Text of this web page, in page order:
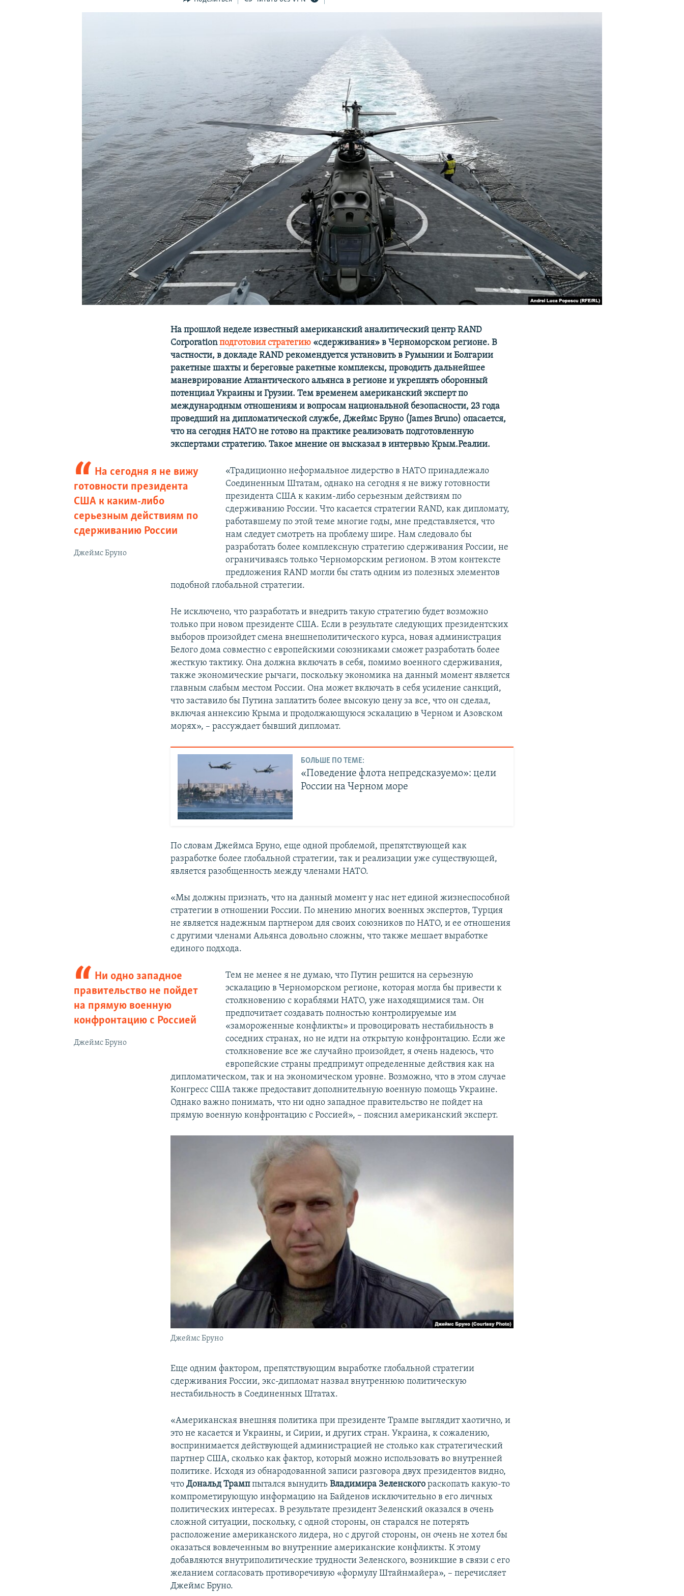
На прошлой неделе известный американский аналитический центр RAND
Corporationподготовил стратегию «сдерживания» в Черноморском регионе. В
частности, в докладе RAND рекомендуется установить в Румынии и Болгарии
ракетные шахты и береговые ракетные комплексы, проводить дальнейшее
маневрирование Атлантического альянса в регионе и укреплять оборонный
потенциал Украины и Грузии. Тем временем американский эксперт по
международным отношениям и вопросам национальной безопасности, 23 года
проведший на дипломатической службе, Джеймс Бруно (James Bruno) опасается,
что на сегодня НАТО не готово на практике реализовать подготовленную
экспертами стратегию. Такое мнение он высказал в интервью Крым.Реалии.
На сегодня я не вижу
готовности президента
США к каким-либо
серьезным действиям по
сдерживанию России
Джеймс Бруно
«Традиционно неформальное лидерство в НАТО принадлежало
Соединенным Штатам, однако на сегодня я не вижу готовности
президента США к каким-либо серьезным действиям по
сдерживанию России. Что касается стратегии RAND, как дипломату,
работавшему по этой теме многие годы, мне представляется, что
нам следует смотреть на проблему шире. Нам следовало бы
разработать более комплексную стратегию сдерживания России, не
ограничиваясь только Черноморским регионом. В этом контексте
предложения RAND могли бы стать одним из полезных элементов
подобной глобальной стратегии.
Не исключено, что разработать и внедрить такую стратегию будет возможно
только при новом президенте США. Если в результате следующих президентских
выборов произойдет смена внешнеполитического курса, новая администрация
Белого дома совместно с европейскими союзниками сможет разработать более
жесткую тактику. Она должна включать в себя, помимо военного сдерживания,
также экономические рычаги, поскольку экономика на данный момент является
главным слабым местом России. Она может включать в себя усиление санкций,
что заставило бы Путина заплатить более высокую цену за все, что он сделал,
включая аннексию Крыма и продолжающуюся эскалацию в Черном и Азовском
морях», – рассуждает бывший дипломат.
БОЛЬШЕ ПО ТЕМЕ:
«Поведение флота непредсказуемо»: цели
России на Черном море
По словам Джеймса Бруно, еще одной проблемой, препятствующей как
разработке более глобальной стратегии, так и реализации уже существующей,
является разобщенность между членами НАТО.
«Мы должны признать, что на данный момент у нас нет единой жизнеспособной
стратегии в отношении России. По мнению многих военных экспертов, Турция
не является надежным партнером для своих союзников по НАТО, и ее отношения
с другими членами Альянса довольно сложны, что также мешает выработке
единого подхода.
Ни одно западное
правительство не пойдет
на прямую военную
конфронтацию с Россией
Джеймс Бруно
Тем не менее я не думаю, что Путин решится на серьезную
эскалацию в Черноморском регионе, которая могла бы привести к
столкновению с кораблями НАТО, уже находящимися там. Он
предпочитает создавать полностью контролируемые им
«замороженные конфликты» и провоцировать нестабильность в
соседних странах, но не идти на открытую конфронтацию. Если же
столкновение все же случайно произойдет, я очень надеюсь, что
европейские страны предпримут определенные действия как на
дипломатическом, так и на экономическом уровне. Возможно, что в этом случае
Конгресс США также предоставит дополнительную военную помощь Украине.
Однако важно понимать, что ни одно западное правительство не пойдет на
прямую военную конфронтацию с Россией», – пояснил американский эксперт.
Джеймс Бруно
Еще одним фактором, препятствующим выработке глобальной стратегии
сдерживания России, экс-дипломат назвал внутреннюю политическую
нестабильность в Соединенных Штатах.
«Американская внешняя политика при президенте Трампе выглядит хаотично, и
это не касается и Украины, и Сирии, и других стран. Украина, к сожалению,
воспринимается действующей администрацией не столько как стратегический
партнер США, сколько как фактор, который можно использовать во внутренней
политике. Исходя из обнародованной записи разговора двух президентов видно,
чтоДональд Трамппытался вынудитьВладимира Зеленского раскопать какую-то
компрометирующую информацию на Байденов исключительно в его личных
политических интересах. В результате президент Зеленский оказался в очень
сложной ситуации, поскольку, с одной стороны, он старался не потерять
расположение американского лидера, но с другой стороны, он очень не хотел бы
оказаться вовлеченным во внутренние американские конфликты. К этому
добавляются внутриполитические трудности Зеленского, возникшие в связи с его
желанием согласовать противоречивую «формулу Штайнмайера», – перечисляет
Джеймс Бруно.